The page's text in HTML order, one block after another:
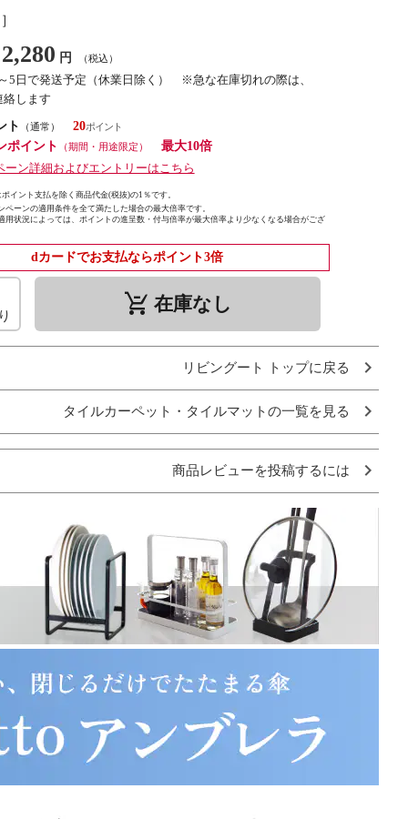
2,280 円 （税込）
5日で発送予定（休業日除く） ※急な在庫切れの際は、
絡します
ト
（通常）
20
ポイント
（期間・用途限定）
最大10倍
ーン詳細およびエントリーはこちら
イント支払を除く商品代金(税抜)の1％です。
ペーンの適用条件を全て満たした場合の最大倍率です。
用状況によっては、ポイントの進呈数・付与倍率が最大倍率より少なくなる場合がござ
dカードでお支払ならポイント3倍
remove_shopping_cart 在庫なし
リビングート トップに戻る
タイルカーペット・タイルマットの一覧を見る
商品レビューを投稿するには